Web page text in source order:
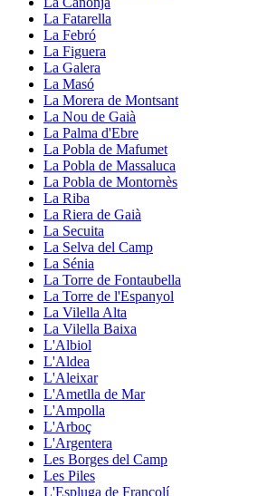
La Fatarella
La Febró
La Figuera
La Galera
La Masó
La Morera de Montsant
La Nou de Gaià
La Palma d'Ebre
La Pobla de Mafumet
La Pobla de Massaluca
La Pobla de Montornès
La Riba
La Riera de Gaià
La Secuita
La Selva del Camp
La Sénia
La Torre de Fontaubella
La Torre de l'Espanyol
La Vilella Alta
La Vilella Baixa
L'Albiol
L'Aldea
L'Aleixar
L'Ametlla de Mar
L'Ampolla
L'Arboç
L'Argentera
Les Borges del Camp
Les Piles
L'Espluga de Francolí